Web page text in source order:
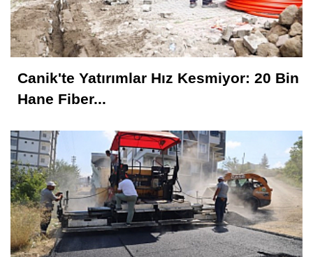
Canik'te Yatırımlar Hız Kesmiyor: 20 Bin
Hane Fiber...